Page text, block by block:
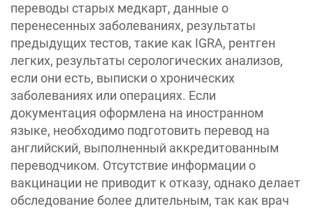
переводы старых медкарт, данные о
перенесенных заболеваниях, результаты
предыдущих тестов, такие как IGRA, рентген
легких, результаты серологических анализов,
если они есть, выписки о хронических
заболеваниях или операциях. Если
документация оформлена на иностранном
языке, необходимо подготовить перевод на
английский, выполненный аккредитованным
переводчиком. Отсутствие информации о
вакцинации не приводит к отказу, однако делает
обследование более длительным, так как врач